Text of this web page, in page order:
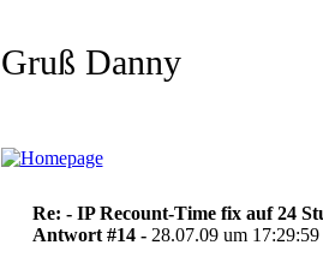
Gruß Danny
Re: - IP Recount-Time fix auf 24
Antwort #14 - 28.07.09 um 17:29:59